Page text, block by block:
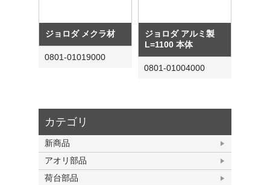
カテゴリ
新商品
アオリ部品
荷台部品
ジョロダ メクラ材
0801-01019000
ジョロダ アルミ製
L=1100 本体
0801-01004000